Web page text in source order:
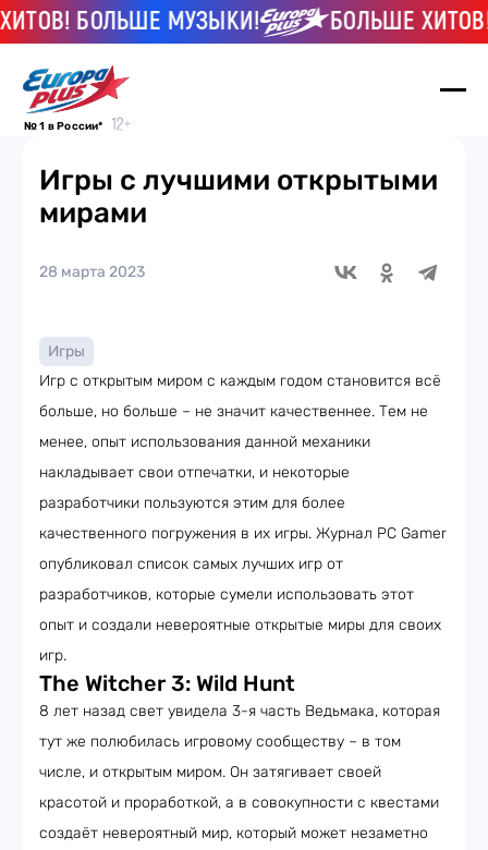
БОЛЬШЕ МУЗЫКИ! БОЛЬШЕ ХИТОВ!
№ 1 в России*
Игры с лучшими открытыми
мирами
28 марта 2023
Игры
Игр с открытым миром с каждым годом становится всё
больше, но больше – не значит качественнее. Тем не
менее, опыт использования данной механики
накладывает свои отпечатки, и некоторые
разработчики пользуются этим для более
качественного погружения в их игры. Журнал PC Gamer
опубликовал список самых лучших игр от
разработчиков, которые сумели использовать этот
опыт и создали невероятные открытые миры для своих
игр.
The Witcher 3: Wild Hunt
8 лет назад свет увидела 3-я часть Ведьмака, которая
тут же полюбилась игровому сообществу – в том
числе, и открытым миром. Он затягивает своей
красотой и проработкой, а в совокупности с квестами
создаёт невероятный мир, который может незаметно